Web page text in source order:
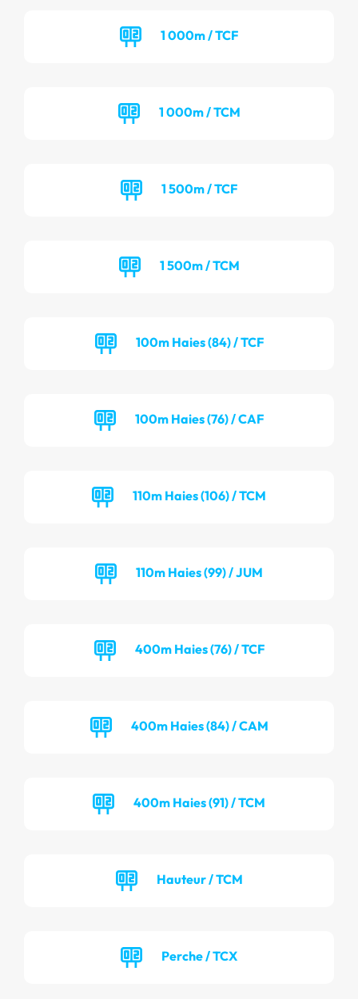
1 000m / TCF
1 000m / TCM
1 500m / TCF
1 500m / TCM
100m Haies (84) / TCF
100m Haies (76) / CAF
110m Haies (106) / TCM
110m Haies (99) / JUM
400m Haies (76) / TCF
400m Haies (84) / CAM
400m Haies (91) / TCM
Hauteur / TCM
Perche / TCX